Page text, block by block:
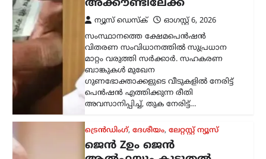
രാജ്യത്തെ യുവതലമുറയെയും
വിദ്യാഭ്യാസ സമ്പ്രദായത്തെയും കുറിച്ച്
ശ്രദ്ധേയമായ പരാമർശങ്ങളുമായി
ആർ.എസ്.എസ് മേധാവി മോഹൻ
ഭാഗവത്. നിലവിലെ മുതിർന്ന
തലമുറയെക്കാൾ കൂടുതൽ
സത്യസന്ധതയും തുറന്ന മനസും ‘ജെൻ
Z’യും…
അന്താരാഷ്ട്രം,ട്രെൻഡിംഗ്,
ലേറ്റസ്റ്റ് ന്യൂസ്